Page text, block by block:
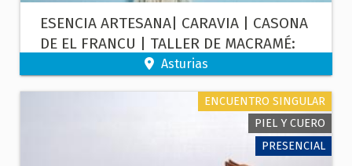
ESENCIA ARTESANA| CARAVIA | CASONA
DE EL FRANCU | TALLER DE MACRAMÉ:
TAPIZ DECORATIVOAsturias
ENCUENTRO SINGULAR
PIEL Y CUERO
PRESENCIAL